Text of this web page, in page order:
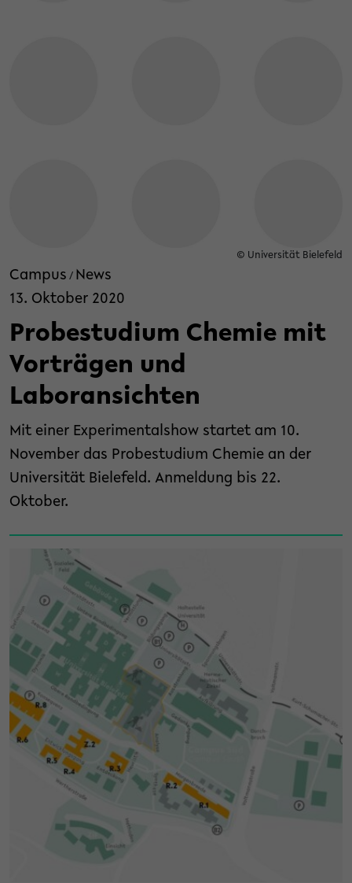
© Universität Bielefeld
Campus / News
13. Oktober 2020
Probestudium Chemie mit
Vorträgen und
Laboransichten
Mit einer Experimentalshow startet am 10.
November das Probestudium Chemie an der
Universität Bielefeld. Anmeldung bis 22.
Oktober.